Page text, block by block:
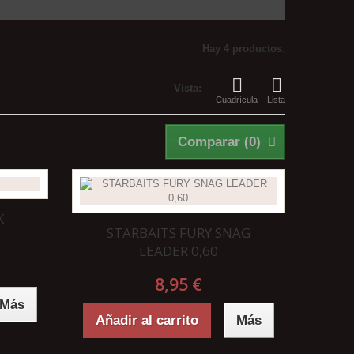
Hay 4 productos.
Vista:
Cuadrícula Lista
Comparar (0)
Más
STARBAITS FURY SNAG
LEADER 0,60
8,95 €
Añadir al carrito Más